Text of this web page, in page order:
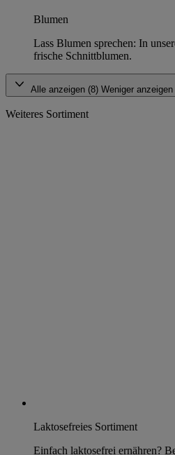
Blumen
Lass Blumen sprechen: In
frische Schnittblumen.
Alle anzeigen (8) Weniger anzeigen
Weiteres Sortiment
Laktosefreies Sortiment
Einfach laktosefrei ernähren?